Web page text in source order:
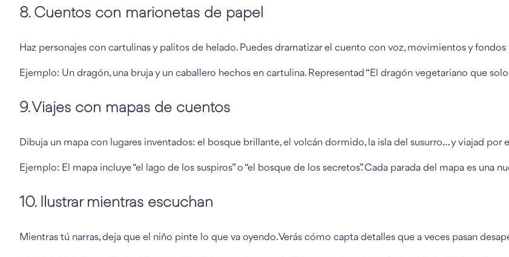
8. Cuentos con marionetas de papel
Haz personajes con cartulinas y palitos de helado. Puedes dramatizar el cuento con voz, movimientos y fondos
Ejemplo: Un dragón, una bruja y un caballero hechos en cartulina. Representad “El dragón vegetariano que solo
9. Viajes con mapas de cuentos
Dibuja un mapa con lugares inventados: el bosque brillante, el volcán dormido, la isla del susurro… y viajad por
Ejemplo: El mapa incluye “el lago de los suspiros” o “el bosque de los secretos”. Cada parada del mapa es una
10. Ilustrar mientras escuchan
Mientras tú narras, deja que el niño pinte lo que va oyendo. Verás cómo capta detalles que a veces pasan